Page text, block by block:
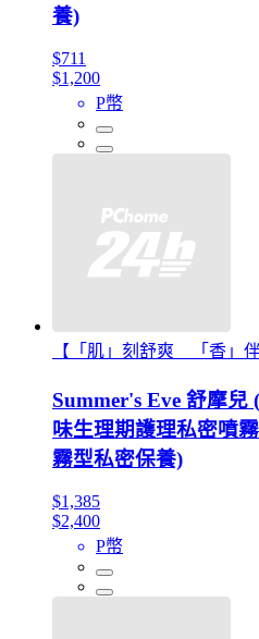
養)
$711
$1,200
P幣
【「肌」刻舒爽 「香」伴
Summer's Eve 舒摩
味生理期護理私密噴
霧型私密保養)
$1,385
$2,400
P幣